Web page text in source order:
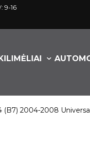
9-16
(B7) 2004-2008